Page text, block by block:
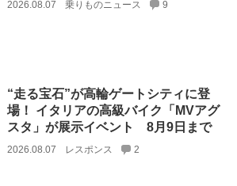
2026.08.07 乗りものニュース 9
“走る宝石”が高輪ゲートシティに登
場！ イタリアの高級バイク「MVアグ
スタ」が展示イベント 8月9日まで
2026.08.07 レスポンス 2